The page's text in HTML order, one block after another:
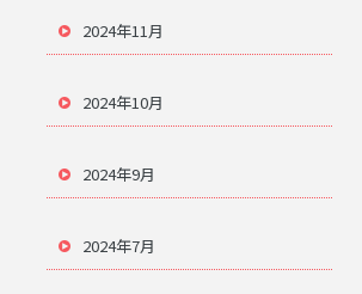
2024年11月
2024年10月
2024年9月
2024年7月